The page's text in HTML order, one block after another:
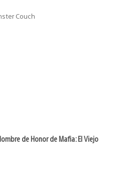
Couch
de Honor de Mafia: El Viejo